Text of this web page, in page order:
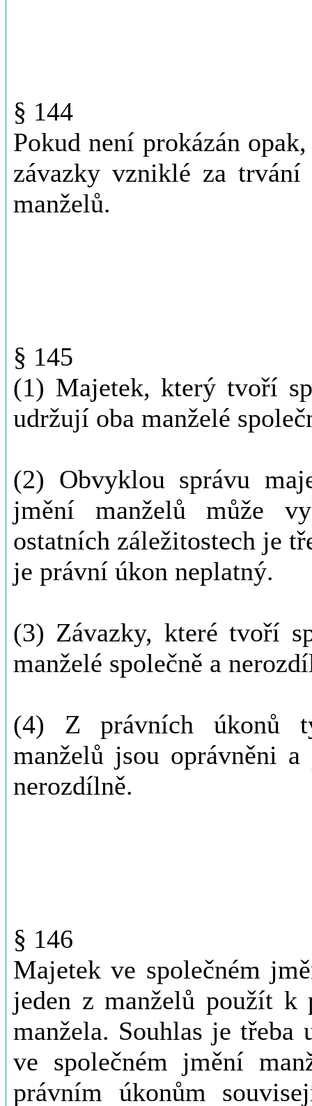
§ 144
Pokud není prokázán
závazky vzniklé za
manželů.
§ 145
(1) Majetek, který tvoří
udržují oba manželé
(2) Obvyklou správu
jmění manželů může
ostatních záležitostech je
je právní úkon neplatný.
(3) Závazky, které tvoří
manželé společně a
(4) Z právních úkonů
manželů jsou oprávněni
nerozdílně.
§ 146
Majetek ve společném
jeden z manželů použít k
manžela. Souhlas je
ve společném jmění
právním úkonům